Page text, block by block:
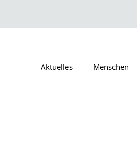
Aktuelles Menschen